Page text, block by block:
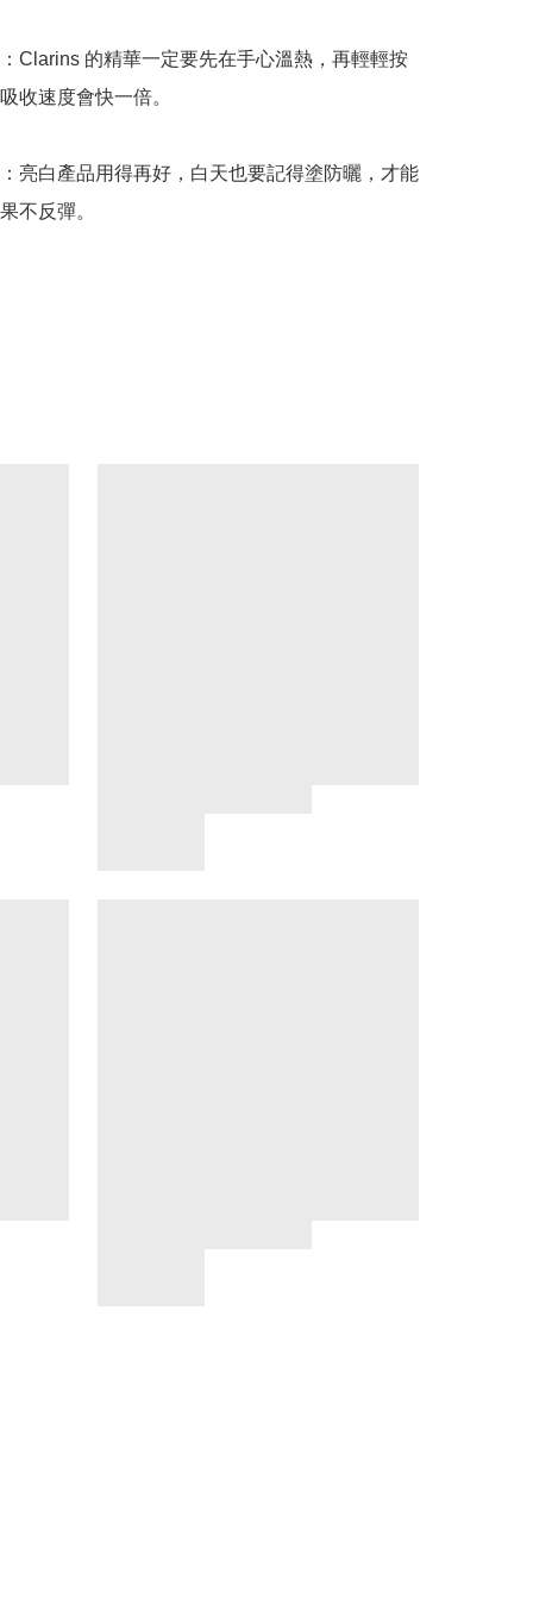
Clarins 的精華一定要先在手心溫熱，再輕輕按
收速度會快一倍。
亮白產品用得再好，白天也要記得塗防曬，才能
不反彈。